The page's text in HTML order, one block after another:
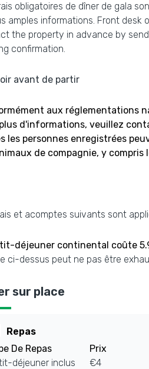
obligatoires de dîner de gala
amples informations. Front desk
the property in advance by
confirmation.
avant de partir
aux réglementations
d'informations, veuillez
les personnes enregistrées
de compagnie, y
et acomptes suivants sont
déjeuner continental coûte
ci-dessus peut ne pas être
sur place
Repas
De Repas
déjeuner inclus
Prix
€4